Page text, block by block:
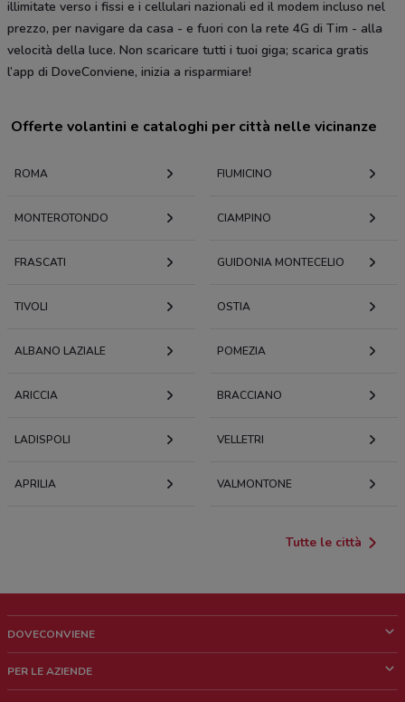
illimitate verso i fissi e i cellulari nazionali ed il modem incluso nel
prezzo, per navigare da casa - e fuori con la rete 4G di Tim - alla
velocità della luce. Non scaricare tutti i tuoi giga; scarica gratis
l’app di DoveConviene, inizia a risparmiare!
Offerte volantini e cataloghi per città nelle vicinanze
ROMA FIUMICINO
MONTEROTONDO CIAMPINO
FRASCATI GUIDONIA MONTECELIO
TIVOLI OSTIA
ALBANO LAZIALE POMEZIA
ARICCIA BRACCIANO
LADISPOLI VELLETRI
APRILIA VALMONTONE
Tutte le città
DOVECONVIENE
Chi siamo
PER LE AZIENDE